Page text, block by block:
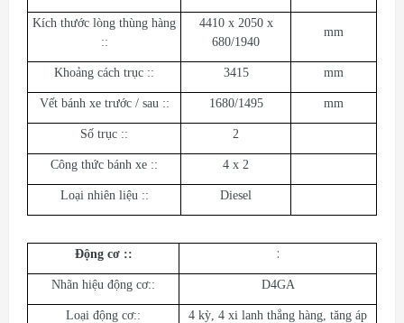
Kích thước lòng thùng hàng
::
4410 x 2050 x
680/1940
mm
Khoảng cách trục :: 3415 mm
Vết bánh xe trước / sau :: 1680/1495 mm
Số trục :: 2
Công thức bánh xe :: 4 x 2
Loại nhiên liệu :: Diesel
Động cơ :: :
Nhãn hiệu động cơ:: D4GA
Loại động cơ:: 4 kỳ, 4 xi lanh thẳng hàng, tăng áp